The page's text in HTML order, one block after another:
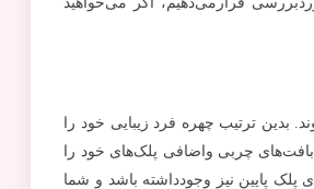
ترتیب چهره فرد زیبایی خود را
چربی واضافی پلک‌های خود را
پلک پایین نیز وجودداشته باشد و شما